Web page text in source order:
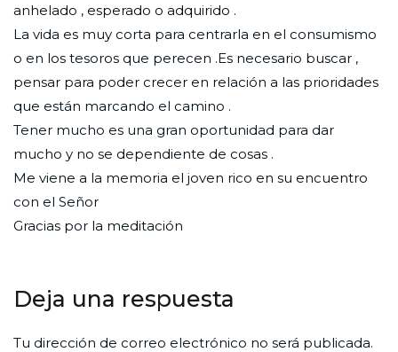
anhelado , esperado o adquirido .
La vida es muy corta para centrarla en el consumismo
o en los tesoros que perecen .Es necesario buscar ,
pensar para poder crecer en relación a las prioridades
que están marcando el camino .
Tener mucho es una gran oportunidad para dar
mucho y no se dependiente de cosas .
Me viene a la memoria el joven rico en su encuentro
con el Señor
Gracias por la meditación
Deja una respuesta
Tu dirección de correo electrónico no será publicada.